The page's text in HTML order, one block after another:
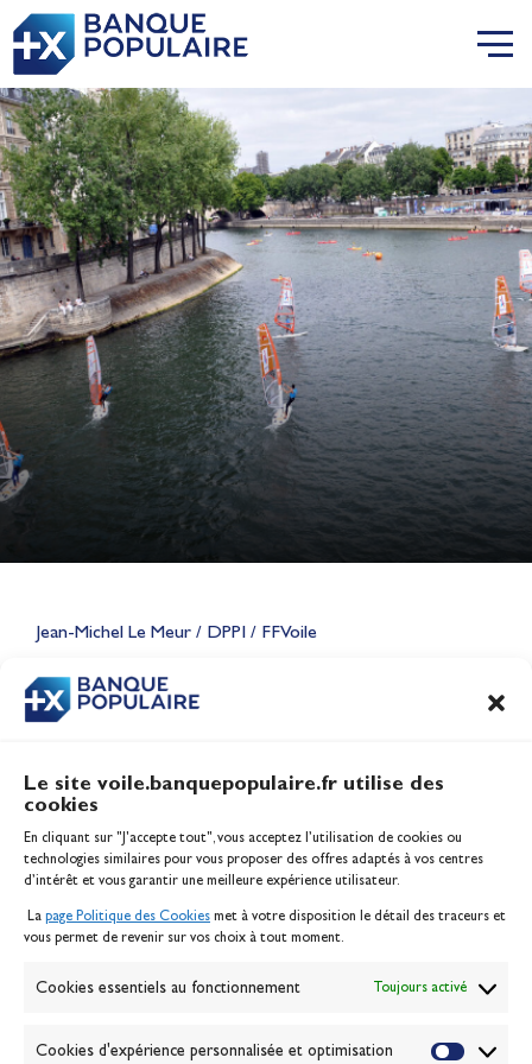
Le site voile.banquepopulaire.fr utilise des
cookies
En cliquant sur "J'accepte tout", vous acceptez l’utilisation de cookies ou
technologies similaires pour vous proposer des offres adaptés à vos centres
d’intérêt et vous garantir une meilleure expérience utilisateur.
La page Politique des Cookies met à votre disposition le détail des traceurs et
vous permet de revenir sur vos choix à tout moment.
Cookies essentiels au fonctionnement Toujours activé
Cookies d'expérience personnalisée et optimisation
Jean-Michel Le Meur / DPPI / FFVoile
CONTENU
Lauriane Nolot en or à Long
Jeux Olympiques 2028
Inscription serveur média
Contact
Politique des cookies
Banque de la voile
Passion Voile TV